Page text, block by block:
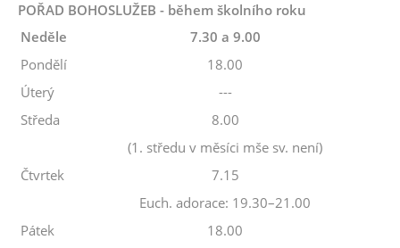
POŘAD BOHOSLUŽEB - během školního roku
Neděle
7.30 a 9.00
Pondělí
18.00
Úterý
---
Středa
8.00
(1. středu v měsíci mše sv. není)
Čtvrtek
7.15
Euch. adorace: 19.30–21.00
Pátek
18.00